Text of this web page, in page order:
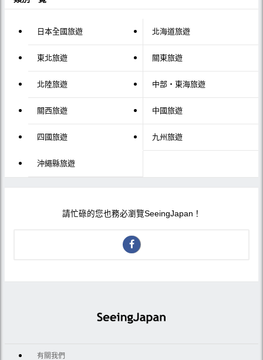
日本全國旅遊 北海道旅遊
東北旅遊 關東旅遊
北陸旅遊 中部・東海旅遊
關西旅遊 中國旅遊
四國旅遊 九州旅遊
沖繩縣旅遊
請忙碌的您也務必瀏覽SeeingJapan！
有關我們